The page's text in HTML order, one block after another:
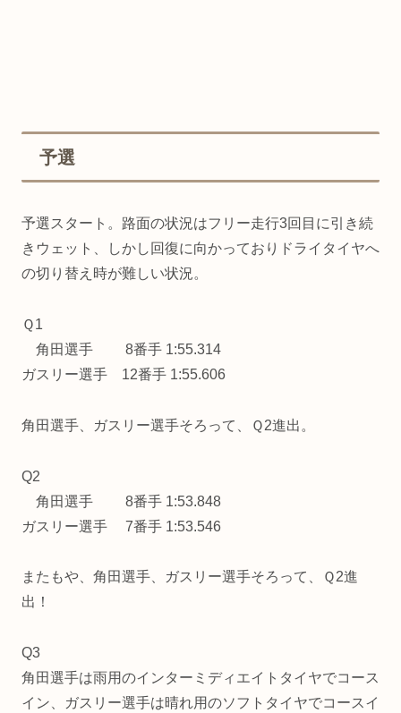
予選
予選スタート。路面の状況はフリー走行3回目に引き続
きウェット、しかし回復に向かっておりドライタイヤへ
の切り替え時が難しい状況。
Ｑ1
角田選手 8番手 1:55.314
ガスリー選手 12番手 1:55.606
角田選手、ガスリー選手そろって、Ｑ2進出。
Q2
角田選手 8番手 1:53.848
ガスリー選手 7番手 1:53.546
またもや、角田選手、ガスリー選手そろって、Ｑ2進
出！
Q3
角田選手は雨用のインターミディエイトタイヤでコース
イン、ガスリー選手は晴れ用のソフトタイヤでコースイ